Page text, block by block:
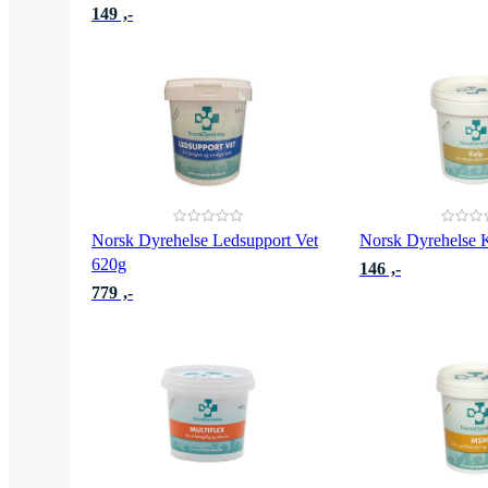
149 ,-
Norsk Dyrehelse Ledsupport Vet
620g
779 ,-
Norsk Dyrehelse
146 ,-